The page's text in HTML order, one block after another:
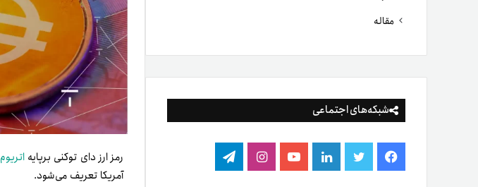
مقاله
شبکه‌های اجتماعی
فیس توییتر لینکدینیوتیوباینستاگرام
تلگرام
رمز ارز دای توکنی بر‌پایهاتریوم
آمریکا تعریف می‌شود.